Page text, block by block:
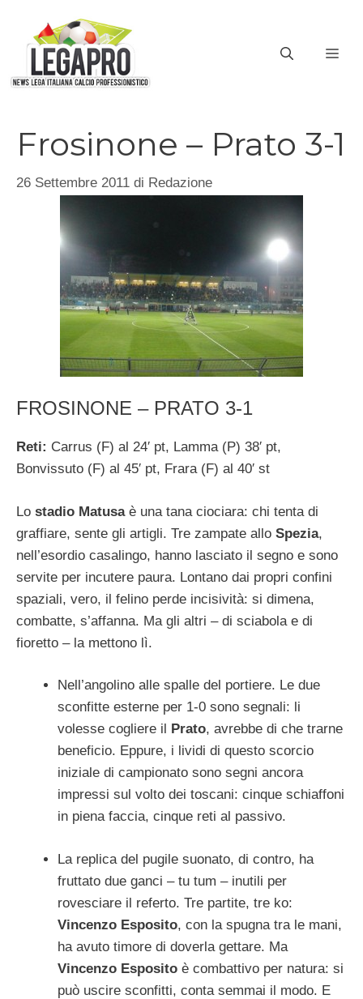
contenuto
Frosinone – Prato 3-1
26 Settembre 2011 di Redazione
FROSINONE – PRATO 3-1
Reti: Carrus (F) al 24′ pt, Lamma (P) 38′ pt,
Bonvissuto (F) al 45′ pt, Frara (F) al 40′ st
Lo stadio Matusaè una tana ciociara: chi tenta di
graffiare, sente gli artigli. Tre zampate allo Spezia,
nell’esordio casalingo, hanno lasciato il segno e sono
servite per incutere paura. Lontano dai propri confini
spaziali, vero, il felino perde incisività: si dimena,
combatte, s’affanna. Ma gli altri – di sciabola e di
fioretto – la mettono lì.
Nell’angolino alle spalle del portiere. Le due
sconfitte esterne per 1-0 sono segnali: li
volesse cogliere il
Prato, avrebbe di che trarne
beneficio. Eppure, i lividi di questo scorcio
iniziale di campionato sono segni ancora
impressi sul volto dei toscani: cinque schiaffoni
in piena faccia, cinque reti al passivo.
La replica del pugile suonato, di contro, ha
fruttato due ganci – tu tum – inutili per
rovesciare il referto. Tre partite, tre ko:
Vincenzo Esposito, con la spugna tra le mani,
ha avuto timore di doverla gettare. Ma
Vincenzo Esposito è combattivo per natura: si
può uscire sconfitti, conta semmai il modo. E